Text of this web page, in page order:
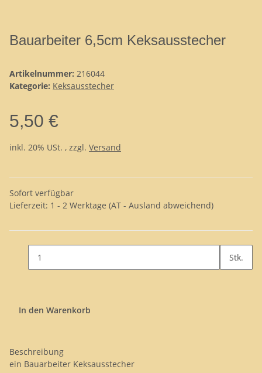
Bauarbeiter 6,5cm Keksausstecher
Artikelnummer: 216044
Kategorie: Keksausstecher
5,50 €
inkl. 20% USt. , zzgl. Versand
Sofort verfügbar
Lieferzeit: 1 - 2 Werktage (AT - Ausland abweichend)
Stk.
In den Warenkorb
Beschreibung
ein Bauarbeiter Keksausstecher